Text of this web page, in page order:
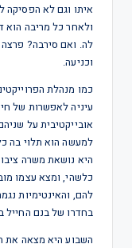
איתו וגם לא הפסיקה
ולאחר כל מריבה הוא
לה. ואם סירבה? פרצה
וכניעה.
כמו מנהלת
עיניה לאפשרות של
אובייקטיבית על
למעשה הוא תלוי בה
היא נושאת משרה
כלשהי, ומצא עצמו
להם, והאינטימיות
בחדרו של בנם החייל
השבוע היא מצאה את